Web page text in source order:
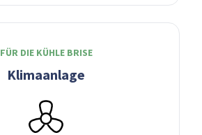
FÜR DIE KÜHLE BRISE
Klimaanlage